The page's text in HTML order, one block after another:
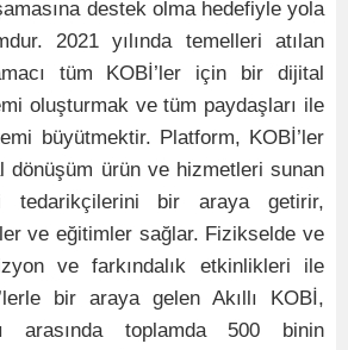
destek olma hedefiyle yola
2021 yılında temelleri atılan
tüm KOBİ’ler için bir dijital
oluşturmak ve tüm paydaşları ile
büyütmektir. Platform, KOBİ’ler
dönüşüm ürün ve hizmetleri sunan
tedarikçilerini bir araya getirir,
ve eğitimler sağlar. Fizikselde ve
ve farkındalık etkinlikleri ile
bir araya gelen Akıllı KOBİ,
arasında toplamda 500 binin